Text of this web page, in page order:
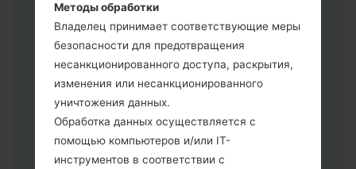
Инструкции
Методы обработки
Владелец принимает соответствующие меры
безопасности для предотвращения
несанкционированного доступа, раскрытия,
изменения или несанкционированного
уничтожения данных.
Обработка данных осуществляется с
помощью компьютеров и/или IT-
инструментов в соответствии с